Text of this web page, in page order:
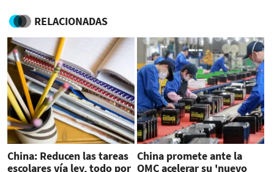
RELACIONADAS
China: Reducen las tareas
escolares vía ley, todo por
China promete ante la
OMC acelerar su 'nuevo